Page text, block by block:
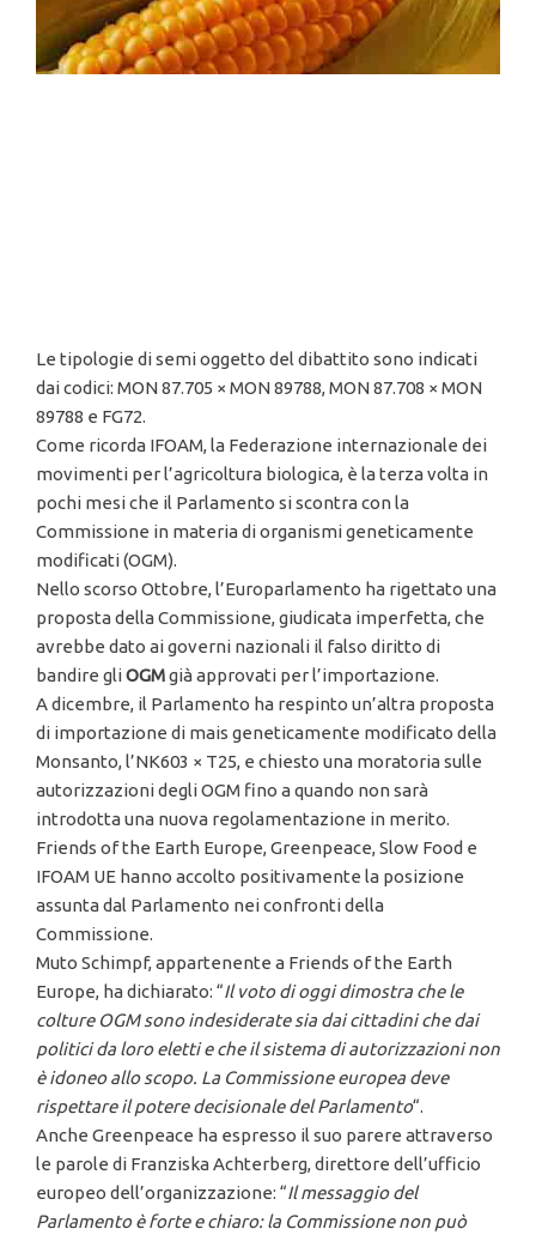
Le tipologie di semi oggetto del dibattito sono indicati
dai codici: MON 87.705 × MON 89788, MON 87.708 × MON
89788 e FG72.
Come ricorda IFOAM, la Federazione internazionale dei
movimenti per l’agricoltura biologica, è la terza volta in
pochi mesi che il Parlamento si scontra con la
Commissione in materia di organismi geneticamente
modificati (OGM).
Nello scorso Ottobre, l’Europarlamento ha rigettato una
proposta della Commissione, giudicata imperfetta, che
avrebbe dato ai governi nazionali il falso diritto di
bandire gliOGMgià approvati per l’importazione.
A dicembre, il Parlamento ha respinto un’altra proposta
di importazione di mais geneticamente modificato della
Monsanto, l’NK603 × T25, e chiesto una moratoria sulle
autorizzazioni degli OGM fino a quando non sarà
introdotta una nuova regolamentazione in merito.
Friends of the Earth Europe, Greenpeace, Slow Food e
IFOAM UE hanno accolto positivamente la posizione
assunta dal Parlamento nei confronti della
Commissione.
Muto Schimpf, appartenente a Friends of the Earth
Europe, ha dichiarato: “Il voto di oggi dimostra che le
colture OGM sono indesiderate sia dai cittadini che dai
politici da loro eletti e che il sistema di autorizzazioni non
è idoneo allo scopo. La Commissione europea deve
rispettare il potere decisionale del Parlamento“.
Anche Greenpeace ha espresso il suo parere attraverso
le parole di Franziska Achterberg, direttore dell’ufficio
europeo dell’organizzazione: “Il messaggio del
Parlamento è forte e chiaro: la Commissione non può